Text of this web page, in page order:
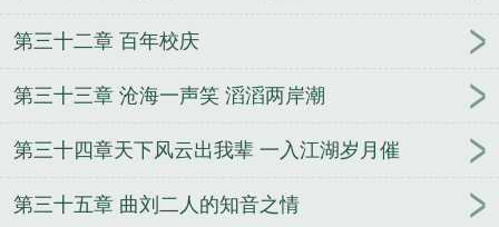
第三十二章 百年校庆
第三十三章 沧海一声笑 滔滔两岸潮
第三十四章天下风云出我辈 一入江湖岁月催
第三十五章 曲刘二人的知音之情